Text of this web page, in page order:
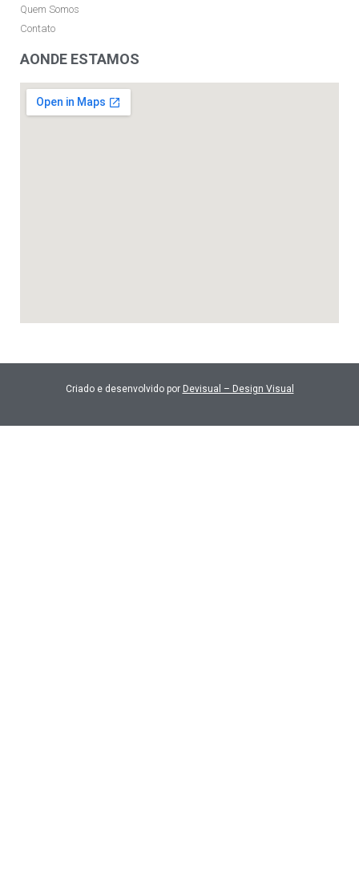
Quem Somos
Contato
AONDE ESTAMOS
Criado e desenvolvido por Devisual – Design Visual